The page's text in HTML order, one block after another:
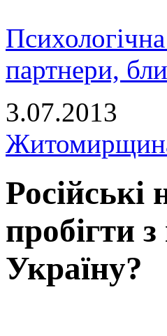
партнери,
3.07.2013
Російські
пробігти
Україну?